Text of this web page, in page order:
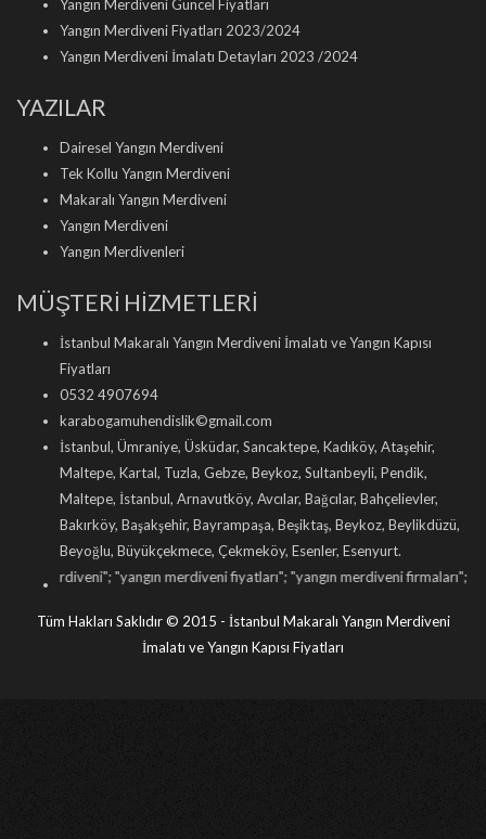
Yangın Merdiveni Güncel Fiyatları
Yangın Merdiveni Fiyatları 2023/2024
Yangın Merdiveni İmalatı Detayları 2023 /2024
YAZILAR
Dairesel Yangın Merdiveni
Tek Kollu Yangın Merdiveni
Makaralı Yangın Merdiveni
Yangın Merdiveni
Yangın Merdivenleri
MÜŞTERİ HİZMETLERİ
İstanbul Makaralı Yangın Merdiveni İmalatı ve Yangın Kapısı
Fiyatları
0532 4907694
karabogamuhendislik©gmail.com
İstanbul, Ümraniye, Üsküdar, Sancaktepe, Kadıköy, Ataşehir,
Maltepe, Kartal, Tuzla, Gebze, Beykoz, Sultanbeyli, Pendik,
Maltepe, İstanbul, Arnavutköy, Avcılar, Bağcılar, Bahçelievler,
Bakırköy, Başakşehir, Bayrampaşa, Beşiktaş, Beykoz, Beylikdüzü,
Beyoğlu, Büyükçekmece, Çekmeköy, Esenler, Esenyurt.
yangın merdiveni fiyatları"; "yangın merdiveni firmaları"; "yangın
Tüm Hakları Saklıdır © 2015 - İstanbul Makaralı Yangın Merdiveni
İmalatı ve Yangın Kapısı Fiyatları